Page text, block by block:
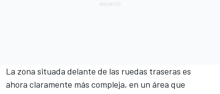
La zona situada delante de las ruedas traseras es
ahora claramente más compleja, en un área que